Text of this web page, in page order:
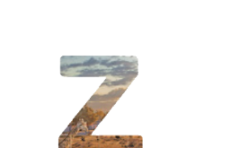
Y / Yin & Yang /
Yosemite /
Yuanye